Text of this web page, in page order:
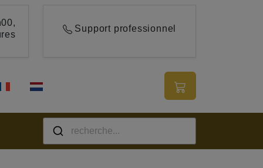
Support professionnel